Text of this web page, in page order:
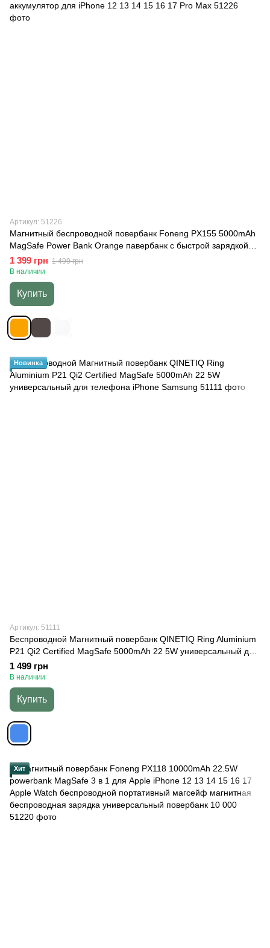
Артикул: 51226
Магнитный беспроводной повербанк Foneng PX155 5000mAh
MagSafe Power Bank Orange павербанк с быстрой зарядкой
USB компактный магсейф павербанк магнитная беспроводная
зарядка универсальный портативный аккумулятор для iPhone
12 13 14 15 16 17 Pro Max, Оранжевый
1 399 грн 1 499 грн
В наличии
Купить
Новинка
Артикул: 51111
Беспроводной Магнитный повербанк QINETIQ Ring Aluminium
P21 Qi2 Certified MagSafe 5000mAh 22 5W универсальный для
телефона iPhone Samsung, Голубой
1 499 грн
В наличии
Купить
Хит